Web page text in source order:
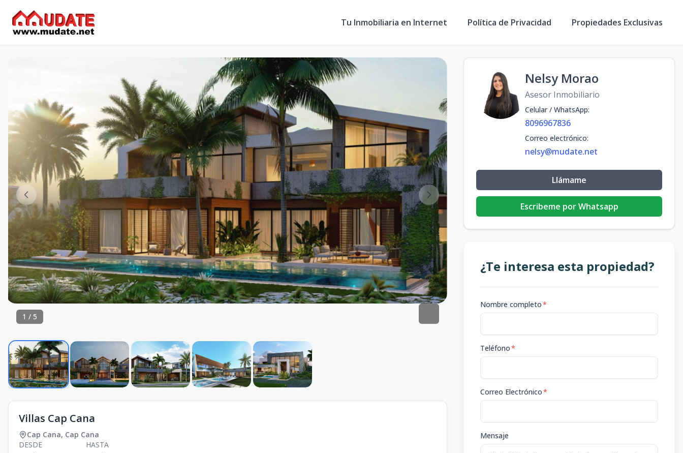
Tu Inmobiliaria en Internet Política de Privacidad Propiedades Exclusivas
1 / 5
Villas Cap Cana
Cap Cana, Cap Cana
DESDE
HASTA
Nelsy Morao
Asesor Inmobiliario
Celular / WhatsApp:
8096967836
Correo electrónico:
nelsy@mudate.net
Llámame
Escribeme por Whatsapp
¿Te interesa esta propiedad?
Nombre completo*
Teléfono*
Correo Electrónico*
Mensaje